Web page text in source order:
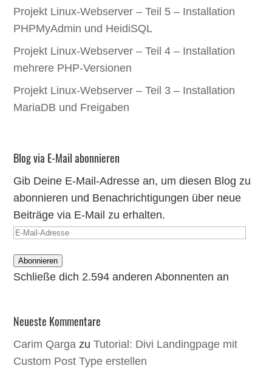
Projekt Linux-Webserver – Teil 5 – Installation
PHPMyAdmin und HeidiSQL
Projekt Linux-Webserver – Teil 4 – Installation
mehrere PHP-Versionen
Projekt Linux-Webserver – Teil 3 – Installation
MariaDB und Freigaben
Blog via E-Mail abonnieren
Gib Deine E-Mail-Adresse an, um diesen Blog zu
abonnieren und Benachrichtigungen über neue
Beiträge via E-Mail zu erhalten.
E-
Adresse
Abonnieren
Schließe dich 2.594 anderen Abonnenten an
Neueste Kommentare
Carim Qarga zuTutorial: Divi Landingpage mit
Custom Post Type erstellen